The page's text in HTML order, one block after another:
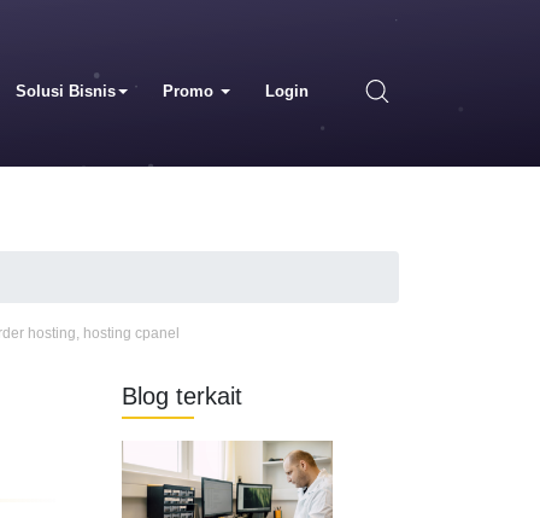
Solusi Bisnis Promo Login
hosting, hosting cpanel
Blog terkait